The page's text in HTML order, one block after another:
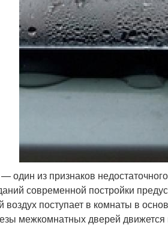
— один из признаков
современной постройки
поступает в комнаты в
межкомнатных дверей